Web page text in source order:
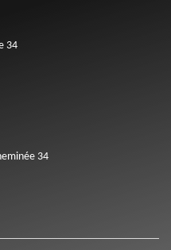
34
34